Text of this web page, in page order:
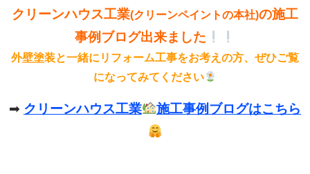
クリーンハウス工業(クリーンペイントの本社)の施工
事例ブログ出来ました
外壁塗装と一緒にリフォーム工事をお考えの方、ぜひご覧
になってみてください
➡ クリーンハウス工業 施工事例ブログはこちら